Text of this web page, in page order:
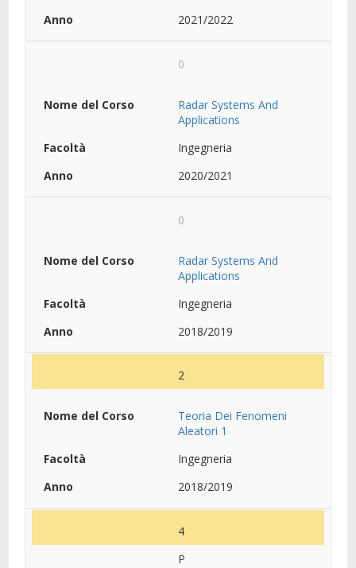
2021/2022
0
Radar Systems And
Applications
Ingegneria
2020/2021
0
Radar Systems And
Applications
Ingegneria
2018/2019
2
Teoria Dei Fenomeni
Aleatori 1
Ingegneria
2018/2019
4
P